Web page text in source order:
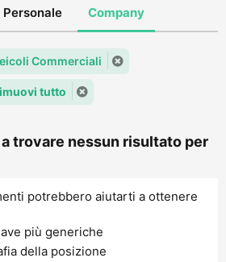
Personale Company
Commerciali
tutto
trovare nessun risultato per
potrebbero aiutarti a ottenere
più generiche
della posizione